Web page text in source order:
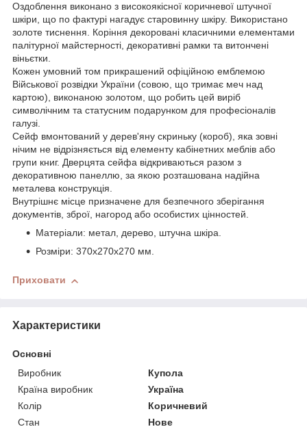
Оздоблення виконано з високоякісної коричневої штучної
шкіри, що по фактурі нагадує старовинну шкіру. Використано
золоте тиснення. Коріння декоровані класичними елементами
палітурної майстерності, декоративні рамки та витончені
віньєтки.
Кожен умовний том прикрашений офіційною емблемою
Військової розвідки України (совою, що тримає меч над
картою), виконаною золотом, що робить цей виріб
символічним та статусним подарунком для професіоналів
галузі.
Сейф вмонтований у дерев'яну скриньку (короб), яка зовні
нічим не відрізняється від елементу кабінетних меблів або
групи книг. Дверцята сейфа відкриваються разом з
декоративною панеллю, за якою розташована надійна
металева конструкція.
Внутрішнє місце призначене для безпечного зберігання
документів, зброї, нагород або особистих цінностей.
Матеріали: метал, дерево, штучна шкіра.
Розміри: 370x270x270 мм.
Приховати
Характеристики
Основні
Виробник
Купола
Країна виробник
Україна
Колір
Коричневий
Стан
Нове